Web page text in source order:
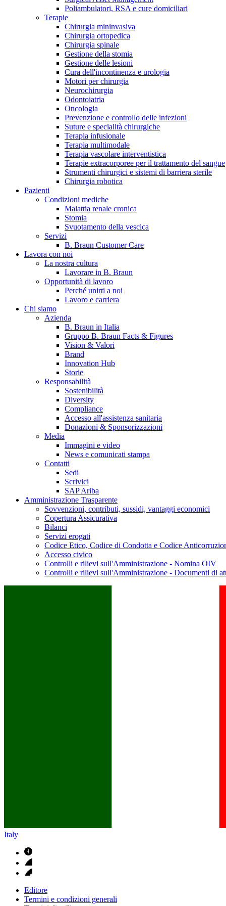
Catalogo prodotti
Trova il prodotto che stai cercando. Visita il catalogo B. Braun
Campione stomia o cateteri
Richiedi gratuitamente un campione al nostro Customer Care,
Trova la tua opportunità di lavoro!
Scopri le opportunità di carriera del Gruppo B. Braun. Visita il
Contatti
Hai domande o richieste? Scrivici per entrare subito in contatto
Poliambulatori, RSA e cure domiciliari
Terapie
Chirurgia mininvasiva
Chirurgia ortopedica
Chirurgia spinale
Gestione della stomia
Gestione delle lesioni
Cura dell'incontinenza e urologia
Motori per chirurgia
Neurochirurgia
Odontoiatria
Oncologia
Prevenzione e controllo delle infezioni
Suture e specialità chirurgiche
Terapia infusionale
Terapia multimodale
Terapia vascolare interventistica
Terapie extracorporee per il trattamento del sangue
Strumenti chirurgici e sistemi di barriera sterile
Chirurgia robotica
Pazienti
Condizioni mediche
Malattia renale cronica
Stomia
Svuotamento della vescica
Servizi
B. Braun Customer Care
Lavora con noi
La nostra cultura
Lavorare in B. Braun
Opportunità di lavoro
Perché unirti a noi
Lavoro e carriera
Chi siamo
Azienda
B. Braun in Italia
Gruppo B. Braun Facts & Figures
Vision & Valori
Brand
Innovation Hub
Storie
Responsabilità
Sostenibilità
Diversity
Compliance
Accesso all'assistenza sanitaria
Donazioni & Sponsorizzazioni
Media
Immagini e video
News e comunicati stampa
Contatti
Sedi
Scrivici
SAP Ariba
Amministrazione Trasparente
Sovvenzioni, contributi, sussidi, vantaggi economici
Copertura Assicurativa
Bilanci
Servizi erogati
Codice Etico, Codice di Condotta e Codice
Accesso civico
Controlli e rilievi sull'Amministrazione - Nomina OIV
Controlli e rilievi sull'Amministrazione - Documenti di
Italy
Editore
Termini e condizioni generali